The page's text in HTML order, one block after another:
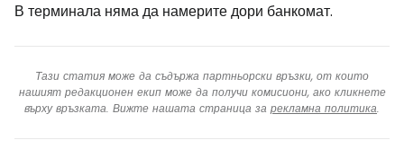
В терминала няма да намерите дори банкомат.
Тази статия може да съдържа партньорски връзки, от които
нашият редакционен екип може да получи комисиони, ако кликнете
върху връзката. Вижте нашата страница за рекламна политика.